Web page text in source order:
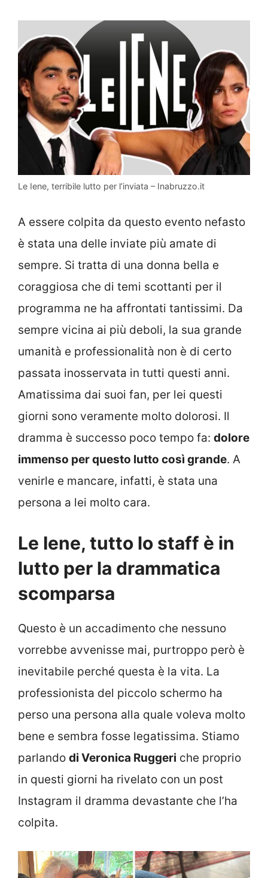
Le Iene, terribile lutto per l’inviata – Inabruzzo.it
A essere colpita da questo evento nefasto
è stata una delle inviate più amate di
sempre. Si tratta di una donna bella e
coraggiosa che di temi scottanti per il
programma ne ha affrontati tantissimi. Da
sempre vicina ai più deboli, la sua grande
umanità e professionalità non è di certo
passata inosservata in tutti questi anni.
Amatissima dai suoi fan, per lei questi
giorni sono veramente molto dolorosi. Il
dramma è successo poco tempo fa: dolore
immenso per questo lutto così grande. A
venirle e mancare, infatti, è stata una
persona a lei molto cara.
Le Iene, tutto lo staff è in
lutto per la drammatica
scomparsa
Questo è un accadimento che nessuno
vorrebbe avvenisse mai, purtroppo però è
inevitabile perché questa è la vita. La
professionista del piccolo schermo ha
perso una persona alla quale voleva molto
bene e sembra fosse legatissima. Stiamo
parlando di Veronica Ruggeri che proprio
in questi giorni ha rivelato con un post
Instagram il dramma devastante che l’ha
colpita.